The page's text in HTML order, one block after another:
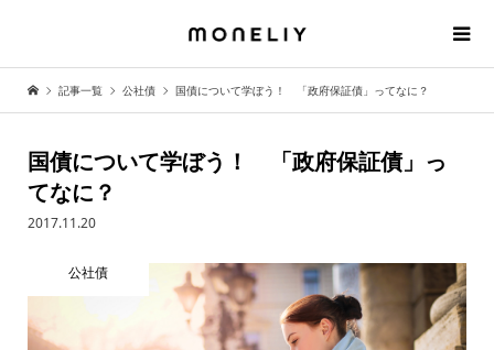
記事一覧 公社債 国債について学ぼう！ 「政府保証債」ってなに？
国債について学ぼう！ 「政府保証債」っ
てなに？
2017.11.20
公社債